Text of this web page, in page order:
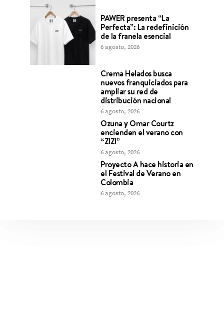
PAWER presenta “La
Perfecta”: La redefinición
de la franela esencial
6 agosto, 2026
Crema Helados busca
nuevos franquiciados para
ampliar su red de
distribución nacional
6 agosto, 2026
Ozuna y Omar Courtz
encienden el verano con
“ZIZI”
6 agosto, 2026
Proyecto A hace historia en
el Festival de Verano en
Colombia
6 agosto, 2026